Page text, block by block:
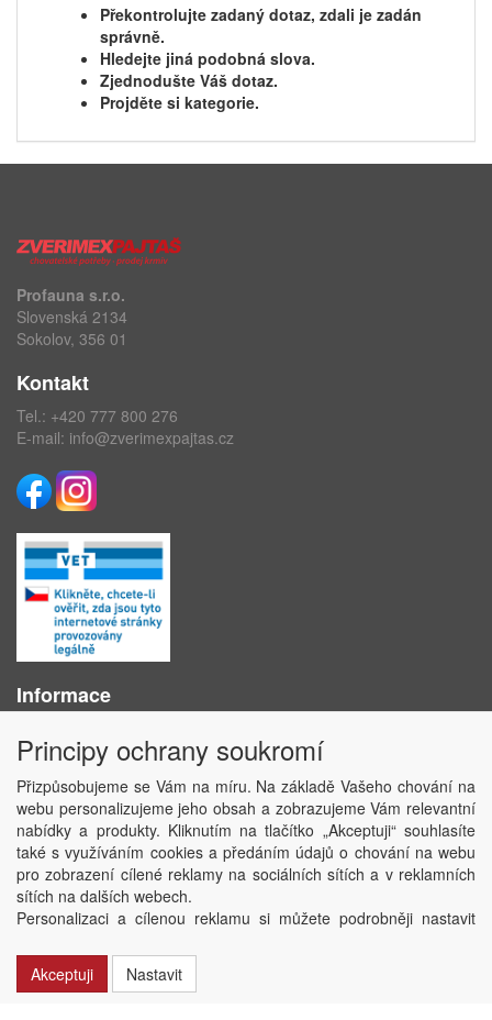
Překontrolujte zadaný dotaz, zdali je zadán
správně.
Hledejte jiná podobná slova.
Zjednodušte Váš dotaz.
Projděte si kategorie.
Profauna s.r.o.
Slovenská 2134
Sokolov, 356 01
Kontakt
Tel.: +420 777 800 276
E-mail: info@zverimexpajtas.cz
Informace
Obchodní podmínky
Ochrana osobních údajů
Kontakt
Losování účtenek
Aktuality
Nastavení soukromí
Copyright © ABRA Software a.s. 2020
Principy ochrany soukromí
Přizpůsobujeme se Vám na míru. Na základě Vašeho chování na
webu personalizujeme jeho obsah a zobrazujeme Vám relevantní
nabídky a produkty. Kliknutím na tlačítko „Akceptuji“ souhlasíte
také s využíváním cookies a předáním údajů o chování na webu
pro zobrazení cílené reklamy na sociálních sítích a v reklamních
sítích na dalších webech.
Personalizaci a cílenou reklamu si můžete podrobněji nastavit
Akceptuji
Nastavit